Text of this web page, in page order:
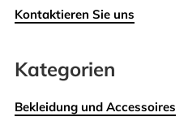
Kontaktieren Sie uns
Kategorien
Bekleidung und Accessoires